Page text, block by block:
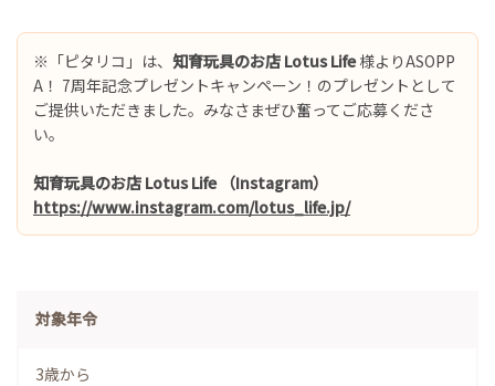
※「ピタリコ」は、 知育玩具のお店 Lotus Life様よりASOPP
A！ 7周年記念プレゼントキャンペーン！のプレゼントとして
ご提供いただきました。みなさまぜひ奮ってご応募くださ
い。
知育玩具のお店 Lotus Life （Instagram）
https://www.instagram.com/lotus_life.jp/
対象年令
3歳から